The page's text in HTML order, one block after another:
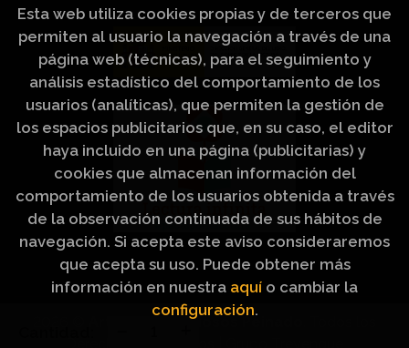
Artículos Religiosos Peinado
Esta web utiliza cookies propias y de terceros que
permiten al usuario la navegación a través de una
página web (técnicas), para el seguimiento y
análisis estadístico del comportamiento de los
usuarios (analíticas), que permiten la gestión de
los espacios publicitarios que, en su caso, el editor
haya incluido en una página (publicitarias) y
cookies que almacenan información del
comportamiento de los usuarios obtenida a través
de la observación continuada de sus hábitos de
navegación. Si acepta este aviso consideraremos
que acepta su uso. Puede obtener más
información en nuestra aquí o cambiar la
configuración.